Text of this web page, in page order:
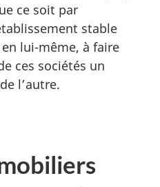
ce soit par
stable
lui-même, à faire
ces sociétés un
l’autre.